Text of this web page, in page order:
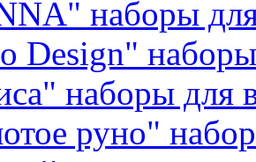
наборы
Design"
наборы для
руно"